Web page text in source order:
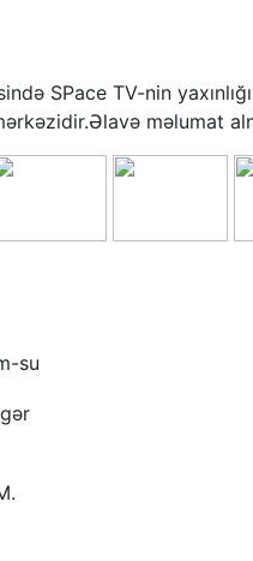
SPace TV-nin
məlumat
su